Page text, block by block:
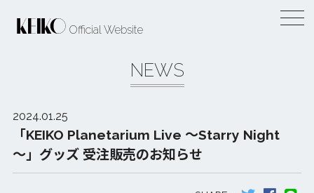
Official Website
NEWS
2024.01.25
「KEIKO Planetarium Live ～Starry Night
～」グッズ 受注販売のお知らせ